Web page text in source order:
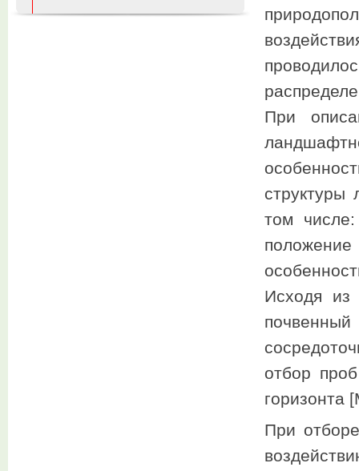
При
структуры
том числе:
Исходя из
отбор
горизонта
При